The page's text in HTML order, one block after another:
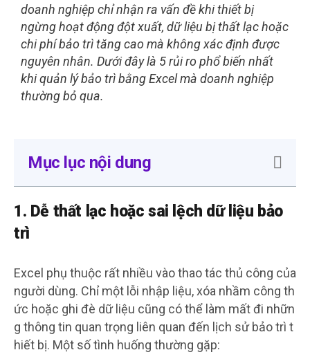
doanh nghiệp chỉ nhận ra vấn đề khi thiết bị
ngừng hoạt động đột xuất, dữ liệu bị thất lạc hoặc
chi phí bảo trì tăng cao mà không xác định được
nguyên nhân. Dưới đây là 5 rủi ro phổ biến nhất
khi quản lý bảo trì bằng Excel mà doanh nghiệp
thường bỏ qua.
Mục lục nội dung
1. Dễ thất lạc hoặc sai lệch dữ liệu bảo
trì
Excel phụ thuộc rất nhiều vào thao tác thủ công của
người dùng. Chỉ một lỗi nhập liệu, xóa nhầm công th
ức hoặc ghi đè dữ liệu cũng có thể làm mất đi nhữn
g thông tin quan trọng liên quan đến lịch sử bảo trì t
hiết bị. Một số tình huống thường gặp: